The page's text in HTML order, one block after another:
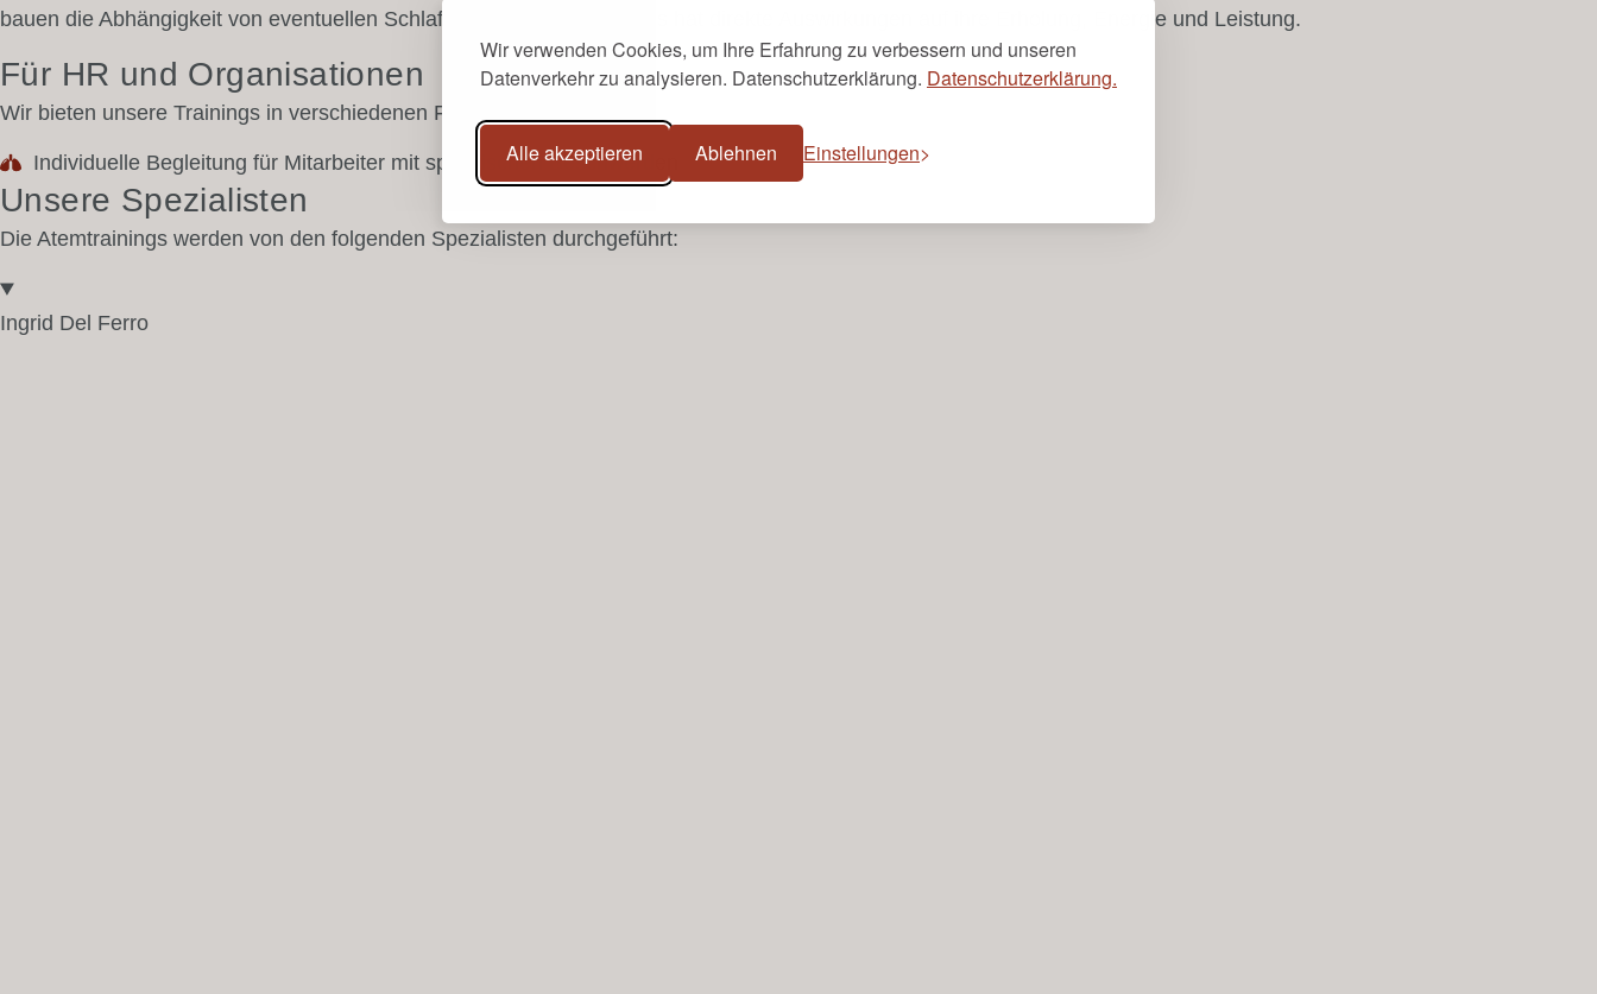
Wir verwenden Cookies, um Ihre Erfahrung zu verbessern und unseren
Datenverkehr zu analysieren. Datenschutzerklärung. Datenschutzerklärung.
Alle akzeptieren Ablehnen Einstellungen
bauen die Abhängigkeit von eventuellen Schlafmedikamenten ab. Dies hat direkte Auswirkungen auf ihre Erholung, Energie und Leistung.
Für HR und Organisationen
Wir bieten unsere Trainings in verschiedenen Formen an:
Individuelle Begleitung für Mitarbeiter mit spezifischen Beschwerden
Unsere Spezialisten
Die Atemtrainings werden von den folgenden Spezialisten durchgeführt:
Ingrid Del Ferro